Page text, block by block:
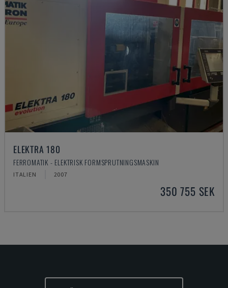
ELEKTRA 180
FERROMATIK - ELEKTRISK FORMSPRUTNINGSMASKIN
ITALIEN 2007
350 755 SEK